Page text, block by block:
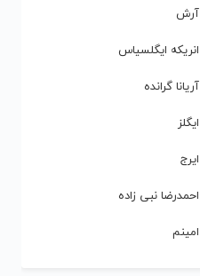
آرش
انریکه ایگلسیاس
آریانا گرانده
ایگلز
ایرج
احمدرضا نبی زاده
امینم